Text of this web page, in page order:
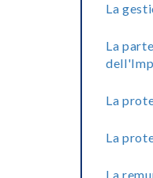
La
La
La
La
La